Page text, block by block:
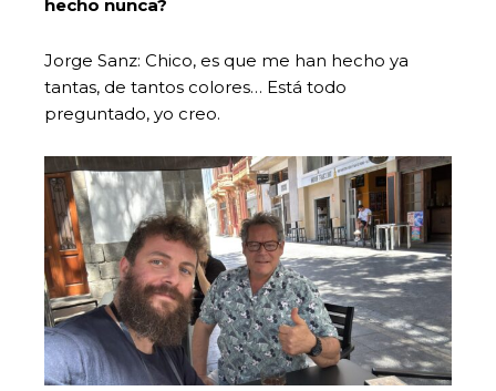
hecho nunca?
Jorge Sanz: Chico, es que me han hecho ya
tantas, de tantos colores… Está todo
preguntado, yo creo.